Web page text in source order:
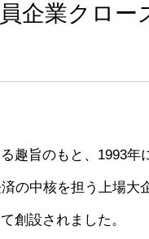
企業クロー
趣旨のもと、1993年
の中核を担う上場大
創設されました。